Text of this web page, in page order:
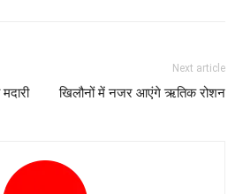
Next article
खिलौनों में नजर आएंगे ऋतिक रोशन